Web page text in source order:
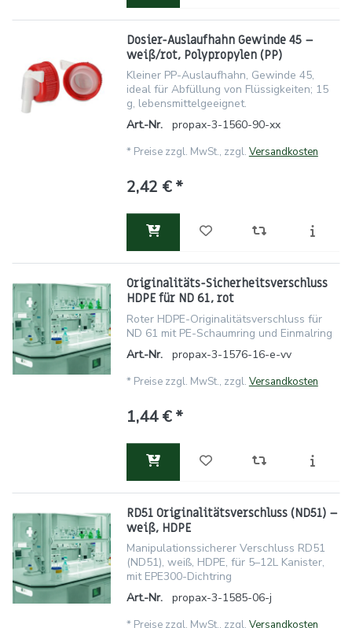
Dosier-Auslaufhahn Gewinde 45 –
weiß/rot, Polypropylen (PP)
Kleiner PP-Auslaufhahn, Gewinde 45,
ideal für Abfüllung von Flüssigkeiten; 15
g, lebensmittelgeeignet.
Art.-Nr.
propax-3-1560-90-xx
* Preise zzgl. MwSt., zzgl. Versandkosten
2,42 € *
Originalitäts-Sicherheitsverschluss
HDPE für ND 61, rot
Roter HDPE-Originalitätsverschluss für
ND 61 mit PE-Schaumring und Einmalring
Art.-Nr.
propax-3-1576-16-e-vv
* Preise zzgl. MwSt., zzgl. Versandkosten
1,44 € *
RD51 Originalitätsverschluss (ND51) –
weiß, HDPE
Manipulationssicherer Verschluss RD51
(ND51), weiß, HDPE, für 5–12L Kanister,
mit EPE300-Dichtring
Art.-Nr.
propax-3-1585-06-j
* Preise zzgl. MwSt., zzgl. Versandkosten